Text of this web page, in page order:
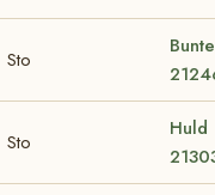
Sto
Bunte
Sto
Huld